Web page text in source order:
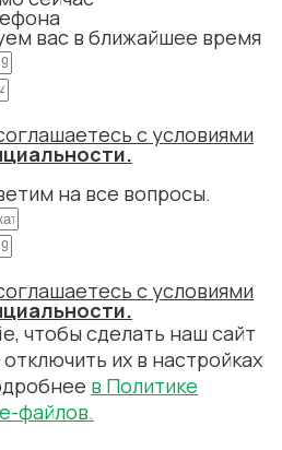
вас в ближайшее время
с условиями
.
на все вопросы.
с условиями
.
чтобы сделать наш сайт
их в настройках
в Политике
файлов.